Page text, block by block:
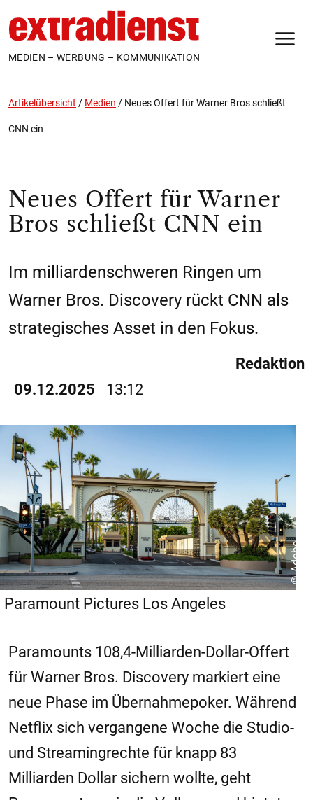
MEDIEN – WERBUNG – KOMMUNIKATION
Artikelübersicht / Medien / Neues Offert für Warner Bros schließt
CNN ein
Neues Offert für Warner
Bros schließt CNN ein
Im milliardenschweren Ringen um
Warner Bros. Discovery rückt CNN als
strategisches Asset in den Fokus.
09.12.2025 13:12
Redaktion
© Adobe
Paramount Pictures Los Angeles
Paramounts 108,4-Milliarden-Dollar-Offert
für Warner Bros. Discovery markiert eine
neue Phase im Übernahmepoker. Während
Netflix sich vergangene Woche die Studio-
und Streamingrechte für knapp 83
Milliarden Dollar sichern wollte, geht